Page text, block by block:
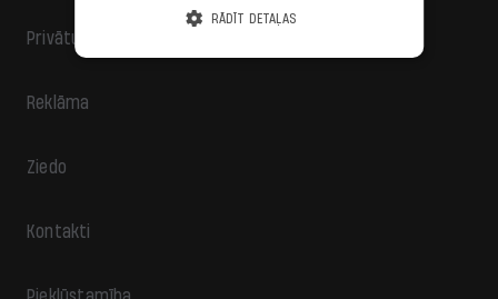
Privātuma politika
Reklāma
Ziedo
Kontakti
RĀDĪT DETAĻAS